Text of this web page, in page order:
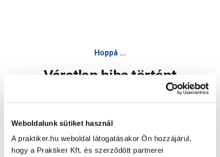
Weboldalunk sütiket használ
A praktiker.hu weboldal látogatásakor Ön hozzájárul,
hogy a Praktiker Kft. és szerződött partnerei
Hoppá ...
Váratlan hiba történt
Oldal újratöltése